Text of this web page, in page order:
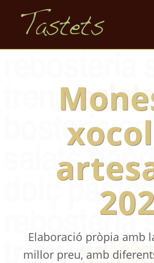
Elaboració pròpia amb
millor preu, amb